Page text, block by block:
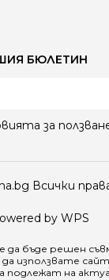
БЮЛЕТИН
за
Всички
by WPS
да бъде решен
използвате
на